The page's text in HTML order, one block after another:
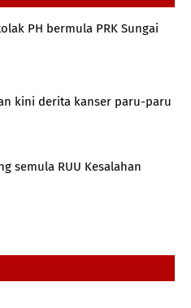
PH bermula PRK Sungai
kini derita kanser paru-paru
semula RUU Kesalahan